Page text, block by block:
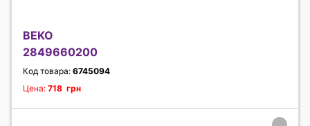
BEKO
2849660200
Код товара: 6745094
Цена: 718 грн